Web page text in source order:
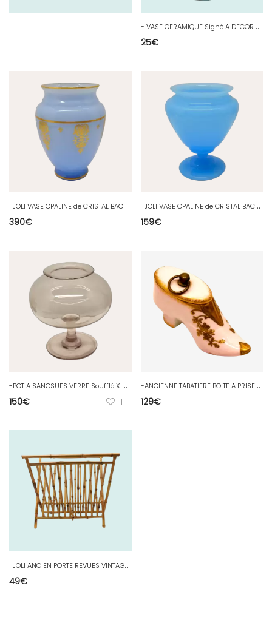
-
VASE CERAMIQUE Signé A DECOR DE FEUILLES SUR UN FOND EPAIS COULEUR CELADON D
25€
-
JOLI VASE OPALINE de CRISTAL BACCARAT AGATE Napoléon III BLEU Dorures D
390€
-
JOLI VASE OPALINE de CRISTAL BACCARAT AGATE Napoléon III couleur BLEUE D
159€
-
POT A SANGSUES VERRE Soufflé XIXe APITHICAIRE Légèrement Violet collection D
150€ 1
-
ANCIENNE TABATIERE BOITE A PRISER CHAUSSURE PORCELAINE XIXe Belles dorures D
129€
-
JOLI ANCIEN PORTE REVUES VINTAGE EN VERITABLE BAMBOU COLLECTION DECO XXe D
49€